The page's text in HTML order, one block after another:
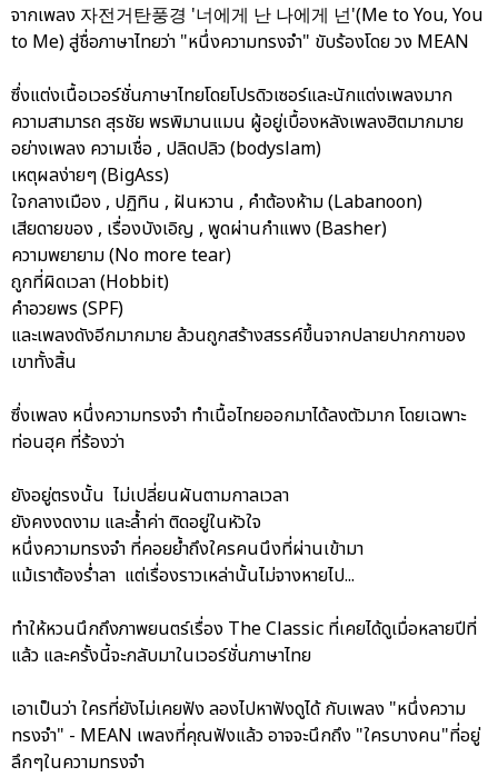
จากเพลง 자전거탄풍경 '너에게 난 나에게 넌'(Me to You, You
to Me) สู่ชื่อภาษาไทยว่า "หนึ่งความทรงจำ" ขับร้องโดย วง MEAN
ซึ่งแต่งเนื้อเวอร์ชั่นภาษาไทยโดยโปรดิวเซอร์และนักแต่งเพลงมาก
ความสามารถ สุรชัย พรพิมานแมน ผู้อยู่เบื้องหลังเพลงฮิตมากมาย
อย่างเพลง ความเชื่อ , ปลิดปลิว (bodyslam)
เหตุผลง่ายๆ (BigAss)
ใจกลางเมือง , ปฏิทิน , ฝันหวาน , คำต้องห้าม (Labanoon)
เสียดายของ , เรื่องบังเอิญ , พูดผ่านกำแพง (Basher)
ความพยายาม (No more tear)
ถูกที่ผิดเวลา (Hobbit)
คำอวยพร (SPF)
และเพลงดังอีกมากมาย ล้วนถูกสร้างสรรค์ขึ้นจากปลายปากกาของ
เขาทั้งสิ้น
ซึ่งเพลง หนึ่งความทรงจำ ทำเนื้อไทยออกมาได้ลงตัวมาก โดยเฉพาะ
ท่อนฮุค ที่ร้องว่า
ยังอยู่ตรงนั้น ไม่เปลี่ยนผันตามกาลเวลา
ยังคงงดงาม และล้ำค่า ติดอยู่ในหัวใจ
หนึ่งความทรงจำ ที่คอยย้ำถึงใครคนนึงที่ผ่านเข้ามา
แม้เราต้องร่ำลา แต่เรื่องราวเหล่านั้นไม่จางหายไป...
ทำให้หวนนึกถึงภาพยนตร์เรื่อง The Classic ที่เคยได้ดูเมื่อหลายปีที่
แล้ว และครั้งนี้จะกลับมาในเวอร์ชั่นภาษาไทย
เอาเป็นว่า ใครที่ยังไม่เคยฟัง ลองไปหาฟังดูได้ กับเพลง "หนึ่งความ
ทรงจำ" - MEAN เพลงที่คุณฟังแล้ว อาจจะนึกถึง "ใครบางคน"ที่อยู่
ลึกๆในความทรงจำ